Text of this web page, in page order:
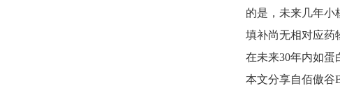
的是，未来几年小
填补尚无相对应药
在未来30年内如蛋
本文分享自佰傲谷